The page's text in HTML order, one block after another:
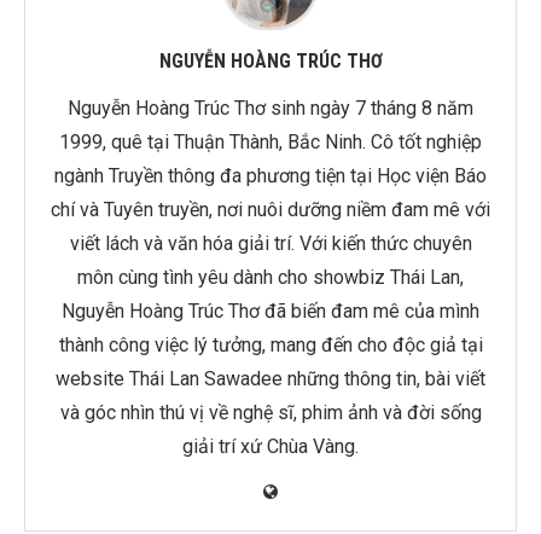
NGUYỄN HOÀNG TRÚC THƠ
Nguyễn Hoàng Trúc Thơ sinh ngày 7 tháng 8 năm
1999, quê tại Thuận Thành, Bắc Ninh. Cô tốt nghiệp
ngành Truyền thông đa phương tiện tại Học viện Báo
chí và Tuyên truyền, nơi nuôi dưỡng niềm đam mê với
viết lách và văn hóa giải trí. Với kiến thức chuyên
môn cùng tình yêu dành cho showbiz Thái Lan,
Nguyễn Hoàng Trúc Thơ đã biến đam mê của mình
thành công việc lý tưởng, mang đến cho độc giả tại
website Thái Lan Sawadee những thông tin, bài viết
và góc nhìn thú vị về nghệ sĩ, phim ảnh và đời sống
giải trí xứ Chùa Vàng.